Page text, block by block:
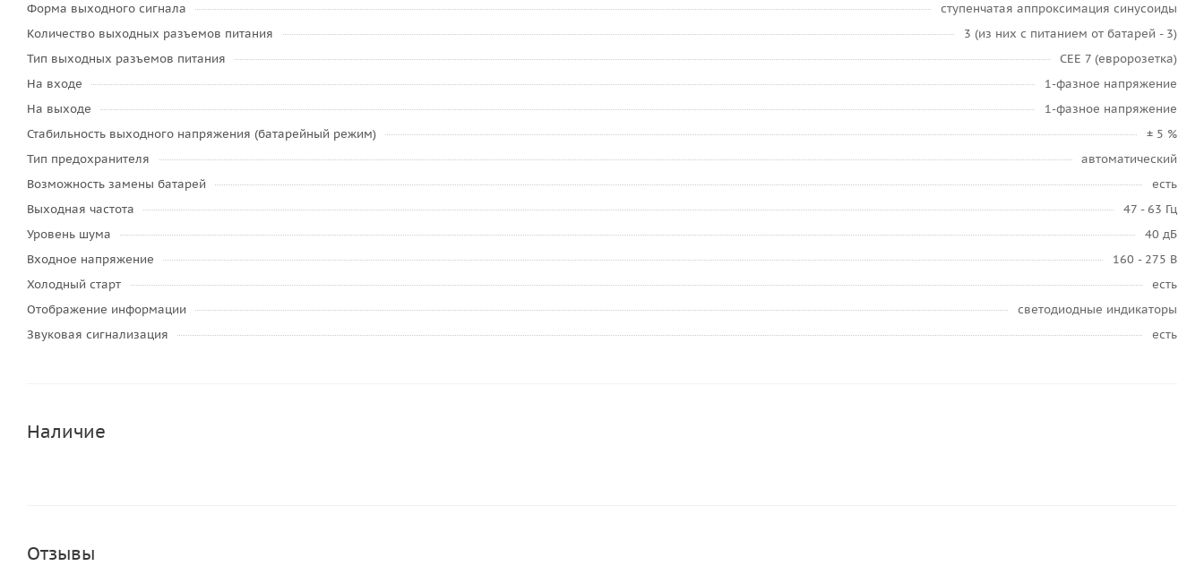
Форма выходного сигнала
ступенчатая аппроксимация синусоиды
Количество выходных разъемов питания
3 (из них с питанием от батарей - 3)
Тип выходных разъемов питания
CEE 7 (евророзетка)
На входе
1-фазное напряжение
На выходе
1-фазное напряжение
Стабильность выходного напряжения (батарейный режим)
± 5 %
Тип предохранителя
автоматический
Возможность замены батарей
есть
Выходная частота
47 - 63 Гц
Уровень шума
40 дБ
Входное напряжение
160 - 275 В
Холодный старт
есть
Отображение информации
светодиодные индикаторы
Звуковая сигнализация
есть
Наличие
Отзывы